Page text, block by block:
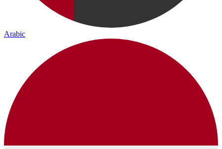
Arabic